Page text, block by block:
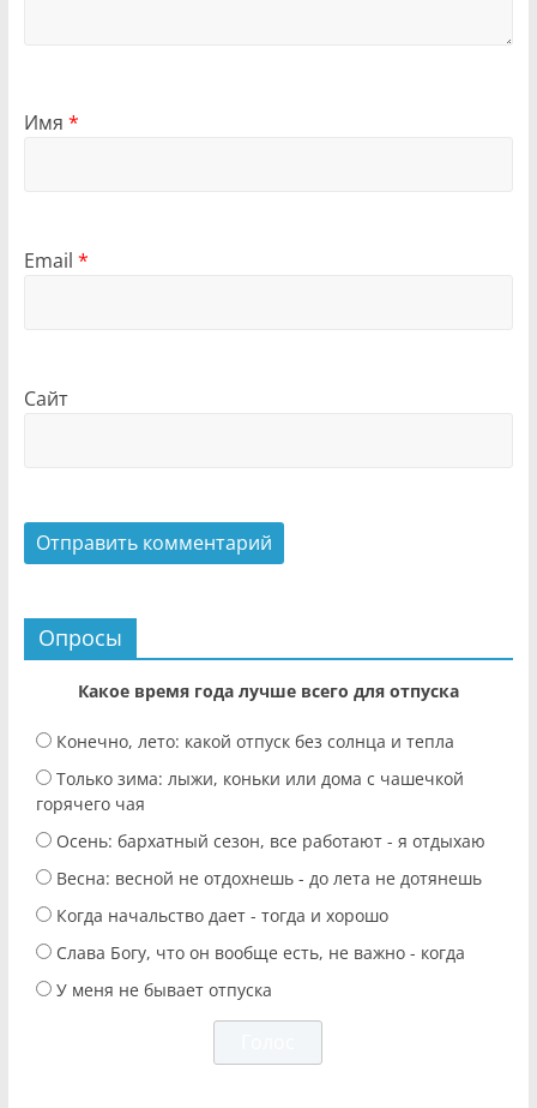
Имя *
Email *
Сайт
Опросы
Какое время года лучше всего для отпуска
Конечно, лето: какой отпуск без солнца и тепла
Только зима: лыжи, коньки или дома с чашечкой
горячего чая
Осень: бархатный сезон, все работают - я отдыхаю
Весна: весной не отдохнешь - до лета не дотянешь
Когда начальство дает - тогда и хорошо
Слава Богу, что он вообще есть, не важно - когда
У меня не бывает отпуска